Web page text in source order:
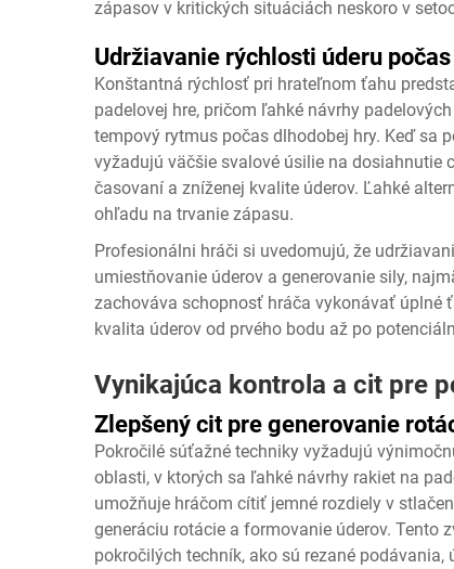
zápasov v kritických situáciách neskoro v
Udržiavanie rýchlosti úderu
Konštantná rýchlosť pri hrateľnom ťahu
padelovej hre, pričom ľahké návrhy
tempový rytmus počas dlhodobej hry. Keď sa
vyžadujú väčšie svalové úsilie na dosiahnutie
časovaní a zníženej kvalite úderov. Ľahké
ohľadu na trvanie zápasu.
Profesionálni hráči si uvedomujú, že
umiestňovanie úderov a generovanie sily,
zachováva schopnosť hráča vykonávať úplné
kvalita úderov od prvého bodu až po
Vynikajúca kontrola a cit pre
Zlepšený cit pre generovanie
Pokročilé súťažné techniky vyžadujú
oblasti, v ktorých sa ľahké návrhy rakiet na
umožňuje hráčom cítiť jemné rozdiely v
generáciu rotácie a formovanie úderov. Tento
pokročilých techník, ako sú rezané